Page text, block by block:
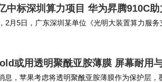
幅预计为15%，HRBP跳槽涨幅为
将更受青睐。企业需构建兼顾市场竞
中标深圳算力项目 华为昇腾910C
2月5日，广东深圳某单位《光明大装置算力服
目包含华为温冷数据备份存储设备一套，设备单
或用透明聚酰亚胺薄膜 屏幕耐用
息，苹果考虑将透明聚酰亚胺薄膜作为保护层